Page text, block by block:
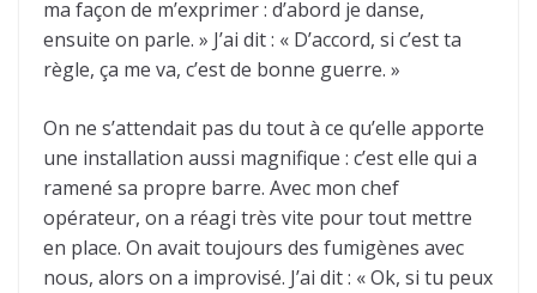
ma façon de m’exprimer : d’abord je danse,
ensuite on parle. » J’ai dit : « D’accord, si c’est ta
règle, ça me va, c’est de bonne guerre. »
On ne s’attendait pas du tout à ce qu’elle apporte
une installation aussi magnifique : c’est elle qui a
ramené sa propre barre. Avec mon chef
opérateur, on a réagi très vite pour tout mettre
en place. On avait toujours des fumigènes avec
nous, alors on a improvisé. J’ai dit : « Ok, si tu peux